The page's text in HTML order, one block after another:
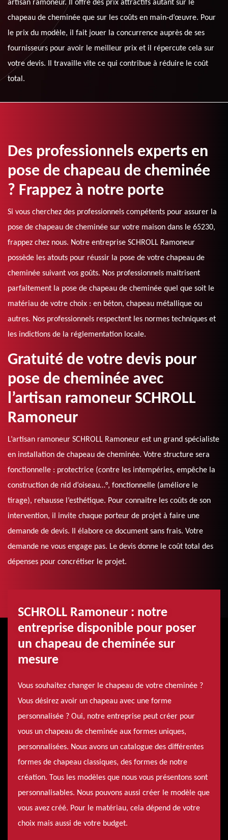
artisan ramoneur. Il offre des prix attractifs autant sur le
chapeau de cheminée que sur les coûts en main-d’œuvre. Pour
le prix du modèle, il fait jouer la concurrence auprès de ses
fournisseurs pour avoir le meilleur prix et il répercute cela sur
votre devis. Il travaille vite ce qui contribue à réduire le coût
total.
Des professionnels experts en
pose de chapeau de cheminée
? Frappez à notre porte
Si vous cherchez des professionnels compétents pour assurer la
pose de chapeau de cheminée sur votre maison dans le 65230,
frappez chez nous. Notre entreprise SCHROLL Ramoneur
possède les atouts pour réussir la pose de votre chapeau de
cheminée suivant vos goûts. Nos professionnels maitrisent
parfaitement la pose de chapeau de cheminée quel que soit le
matériau de votre choix : en béton, chapeau métallique ou
autres. Nos professionnels respectent les normes techniques et
les indictions de la réglementation locale.
Gratuité de votre devis pour
pose de cheminée avec
l’artisan ramoneur SCHROLL
Ramoneur
L’artisan ramoneur SCHROLL Ramoneur est un grand spécialiste
en installation de chapeau de cheminée. Votre structure sera
fonctionnelle : protectrice (contre les intempéries, empêche la
construction de nid d’oiseau…°, fonctionnelle (améliore le
tirage), rehausse l’esthétique. Pour connaitre les coûts de son
intervention, il invite chaque porteur de projet à faire une
demande de devis. Il élabore ce document sans frais. Votre
demande ne vous engage pas. Le devis donne le coût total des
dépenses pour concrétiser le projet.
SCHROLL Ramoneur : notre
entreprise disponible pour poser
un chapeau de cheminée sur
mesure
Vous souhaitez changer le chapeau de votre cheminée ?
Vous désirez avoir un chapeau avec une forme
personnalisée ? Oui, notre entreprise peut créer pour
vous un chapeau de cheminée aux formes uniques,
personnalisées. Nous avons un catalogue des différentes
formes de chapeau classiques, des formes de notre
création. Tous les modèles que nous vous présentons sont
personnalisables. Nous pouvons aussi créer le modèle que
vous avez créé. Pour le matériau, cela dépend de votre
choix mais aussi de votre budget.